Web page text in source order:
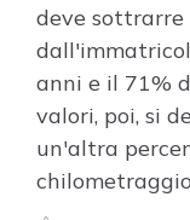
deve sottrarre
anni e il 71%
valori, poi, si
un'altra